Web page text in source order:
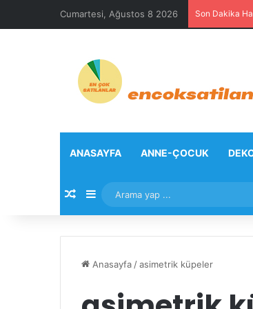
Cumartesi, Ağustos 8 2026 Son Dakika
ANASAYFA ANNE-ÇOCUK
Rastgele Makale
Kenar Bölmesi
Anasayfa /asimetrik küpeler